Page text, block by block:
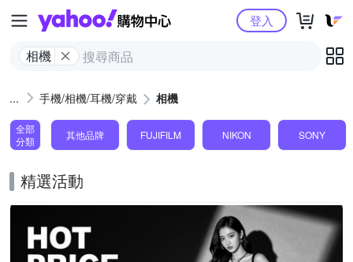
Yahoo購物中心
相機
登入
手機/相機/耳機/穿戴 相機
全部
分類
其他品牌 FUJIFILM NIKON SONY
精選活動